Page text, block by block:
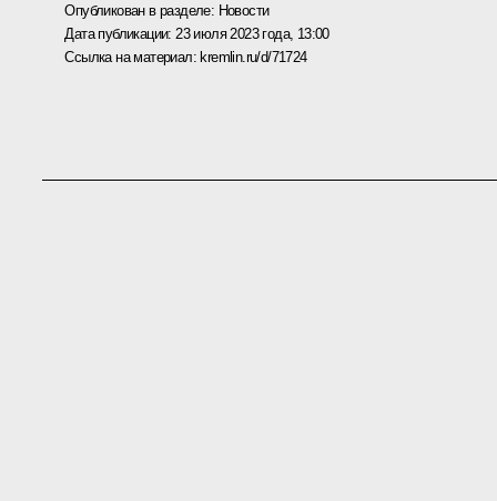
Опубликован в разделе: Новости
Дата публикации: 23 июля 2023 года, 13:00
Ссылка на материал: kremlin.ru/d/71724